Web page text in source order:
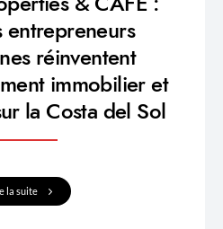
entrepreneurs
réinventent
immobilier et
la Costa del Sol
la suite